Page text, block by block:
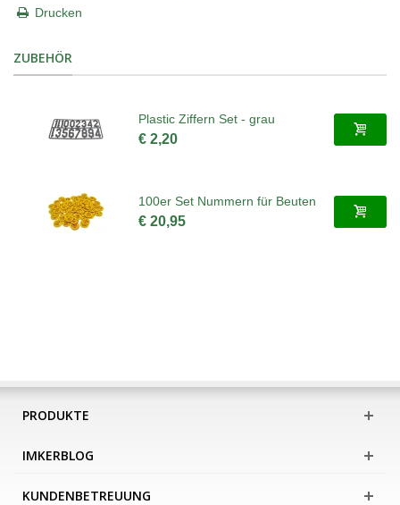
Drucken
ZUBEHÖR
Plastic Ziffern Set - grau
€ 2,20
100er Set Nummern für Beuten
€ 20,95
PRODUKTE
IMKERBLOG
KUNDENBETREUUNG